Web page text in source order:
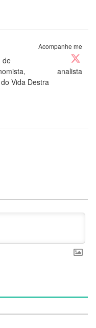
Acompanhe me
analista
Vida Destra